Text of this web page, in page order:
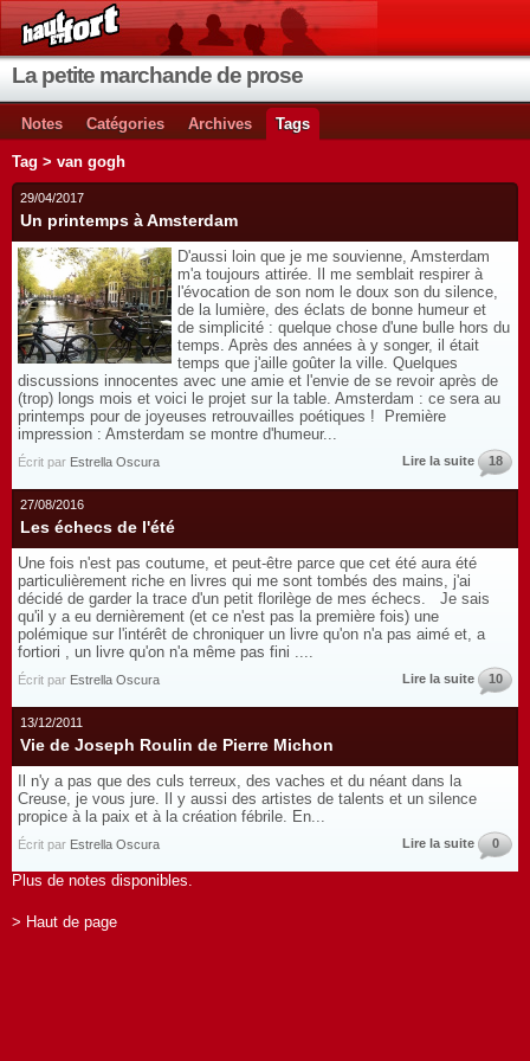
La petite marchande de prose
Notes Catégories Archives Tags
Tag > van gogh
29/04/2017
Un printemps à Amsterdam
D'aussi loin que je me souvienne, Amsterdam
m'a toujours attirée. Il me semblait respirer à
l'évocation de son nom le doux son du silence,
de la lumière, des éclats de bonne humeur et
de simplicité : quelque chose d'une bulle hors du
temps. Après des années à y songer, il était
temps que j'aille goûter la ville. Quelques
discussions innocentes avec une amie et l'envie de se revoir après de
(trop) longs mois et voici le projet sur la table. Amsterdam : ce sera au
printemps pour de joyeuses retrouvailles poétiques ! Première
impression : Amsterdam se montre d'humeur...
Écrit par Estrella Oscura Lire la suite 18
27/08/2016
Les échecs de l'été
Une fois n'est pas coutume, et peut-être parce que cet été aura été
particulièrement riche en livres qui me sont tombés des mains, j'ai
décidé de garder la trace d'un petit florilège de mes échecs. Je sais
qu'il y a eu dernièrement (et ce n'est pas la première fois) une
polémique sur l'intérêt de chroniquer un livre qu'on n'a pas aimé et, a
fortiori , un livre qu'on n'a même pas fini ....
Écrit par Estrella Oscura Lire la suite 10
13/12/2011
Vie de Joseph Roulin de Pierre Michon
Il n'y a pas que des culs terreux, des vaches et du néant dans la
Creuse, je vous jure. Il y aussi des artistes de talents et un silence
propice à la paix et à la création fébrile. En...
Écrit par Estrella Oscura Lire la suite 0
Plus de notes disponibles.
> Haut de page